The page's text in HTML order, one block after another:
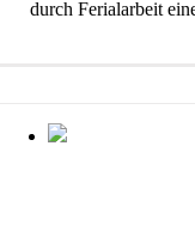
durch Ferialarbeit